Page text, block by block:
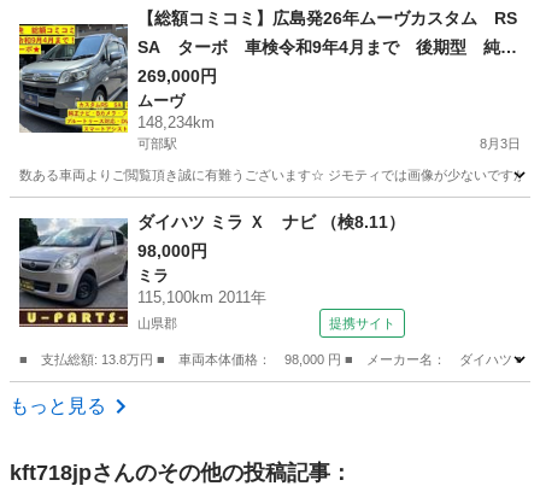
矢野駅 タント 車両
【総額コミコミ】広島発26年ムーヴカスタム RS
SA ターボ 車検令和9年4月まで 後期型 純正
ナビ バックカメラ フルセグTV ブルートゥー
ス対応 DVD再生 ETC スマートアシスト ス
マートキー LEDヘッドライト フォグライト
269,000円
ムーヴ
148,234km
可部駅 8月3日
数ある車両よりご閲覧頂き誠に有難うございます☆ ジモティでは画像が少ないです
可部駅 ムーヴ
ダイハツ ミラ Ｘ ナビ （検8.11）
98,000円
ミラ
115,100km 2011年
山県郡 提携サイト
■ 支払総額: 13.8万円 ■ 車両本体価格： 98,000 円 ■ メーカー名： ダイハ
広島 山県郡
もっと見る
kft718jpさんのその他の投稿記事：